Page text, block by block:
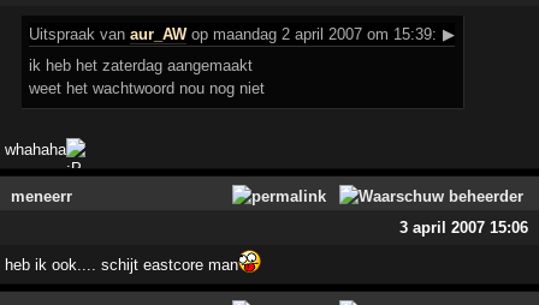
Uitspraak vanaur_AWop maandag 2 april 2007 om 15:39: ▶
ik heb het zaterdag aangemaakt
weet het wachtwoord nou nog niet
whahaha
meneerr
3 april 2007 15:06
heb ik ook.... schijt eastcore man